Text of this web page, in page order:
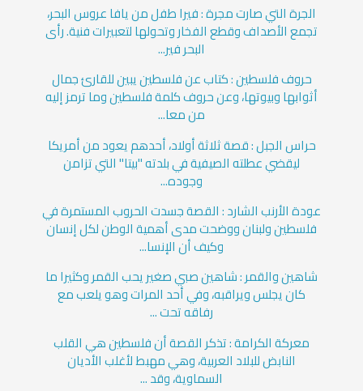
الجرة التي صارت مجرة : فيرا طفل من يافا عروس البحر،
تجمع الأصداف وقطع الفخار وتحولها لتعبيرات فنية. رأى
البحر فير...
حروف فلسطين : كتاب عن فلسطين يبين للقارئ جمال
أثوابها وبيوتها، وعن حروف كلمة فلسطين وما ترمز إليه
من معا...
حراس الجبل : قصة ثلاثة أولاد، أحدهم يعود من أمريكا
ليقضي عطلته الصيفية في بلدته "بيتا" التي تزامن
وجوده...
عودة الأرنب الشارد : القصة جسدت الحروب المستمرة في
فلسطين ولبنان ووضحت مدى أهمية الوطن لكل إنسان
وكيف أن الإنسا...
شاهين والقمر : شاهين صبي صغير يحب القمر وكثيرا ما
كان يجلس ويراقبه، وفي أحد المرات وهو يلعب مع
رفاقه تحت ...
معركة الكرامة : تذكر القصة أن فلسطين هي القلب
النابض للبلاد العربية، وهي مهبط لأغلب الأديان
السماوية، وقد ...